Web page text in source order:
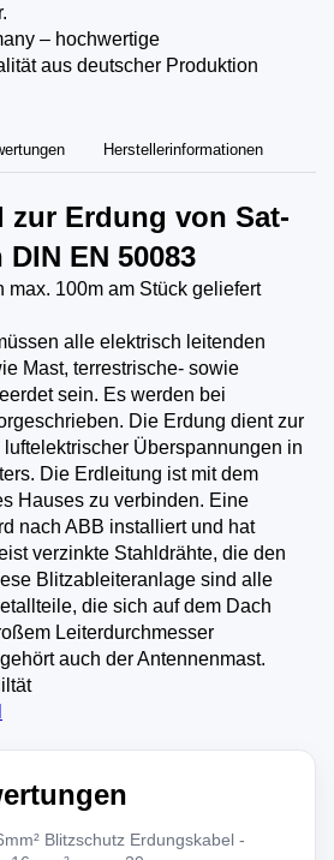
– hochwertige
aus deutscher Produktion
Herstellerinformationen
zur Erdung von Sat-
EN 50083
max. 100m am Stück geliefert
alle elektrisch leitenden
Mast, terrestrische- sowie
sein. Es werden bei
Die Erdung dient zur
Überspannungen in
Die Erdleitung ist mit dem
Hauses zu verbinden. Eine
nach ABB installiert und hat
verzinkte Stahldrähte, die den
Blitzableiteranlage sind alle
die sich auf dem Dach
Leiterdurchmesser
auch der Antennenmast.
Blitzschutz Erdungskabel -